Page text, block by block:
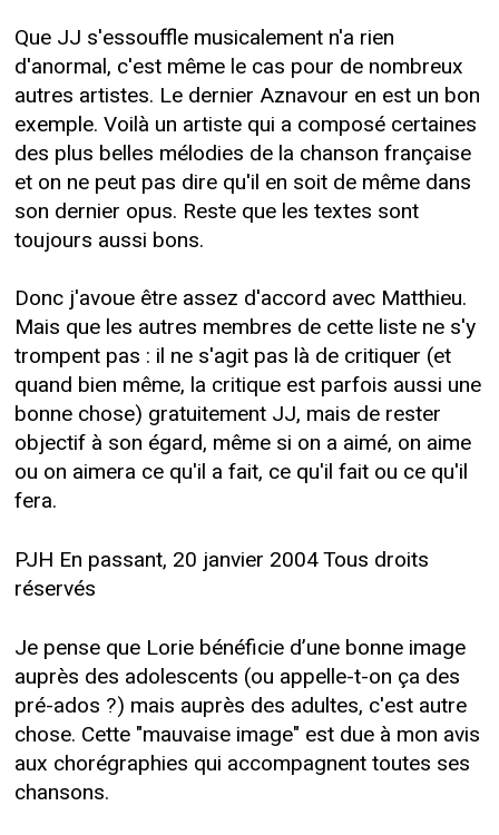
Que JJ s'essouffle musicalement n'a rien
d'anormal, c'est même le cas pour de nombreux
autres artistes. Le dernier Aznavour en est un bon
exemple. Voilà un artiste qui a composé certaines
des plus belles mélodies de la chanson française
et on ne peut pas dire qu'il en soit de même dans
son dernier opus. Reste que les textes sont
toujours aussi bons.
Donc j'avoue être assez d'accord avec Matthieu.
Mais que les autres membres de cette liste ne s'y
trompent pas : il ne s'agit pas là de critiquer (et
quand bien même, la critique est parfois aussi une
bonne chose) gratuitement JJ, mais de rester
objectif à son égard, même si on a aimé, on aime
ou on aimera ce qu'il a fait, ce qu'il fait ou ce qu'il
fera.
PJH En passant, 20 janvier 2004 Tous droits
réservés
Je pense que Lorie bénéficie d’une bonne image
auprès des adolescents (ou appelle-t-on ça des
pré-ados ?) mais auprès des adultes, c'est autre
chose. Cette "mauvaise image" est due à mon avis
aux chorégraphies qui accompagnent toutes ses
chansons.